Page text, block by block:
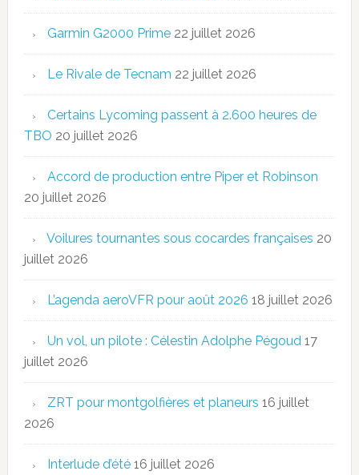
Garmin G2000 Prime 22 juillet 2026
Le Rivale de Tecnam 22 juillet 2026
Certains Lycoming passent à 2.600 heures de
TBO 20 juillet 2026
Accord de production entre Piper et Robinson
20 juillet 2026
Voilures tournantes sous cocardes françaises 20
juillet 2026
L’agenda aeroVFR pour août 2026 18 juillet 2026
Un vol, un pilote : Célestin Adolphe Pégoud 17
juillet 2026
ZRT pour montgolfières et planeurs 16 juillet
2026
Interlude d’été 16 juillet 2026